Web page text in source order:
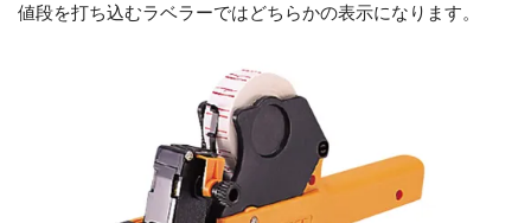
値段を打ち込むラベラーではどちらかの表示になります。